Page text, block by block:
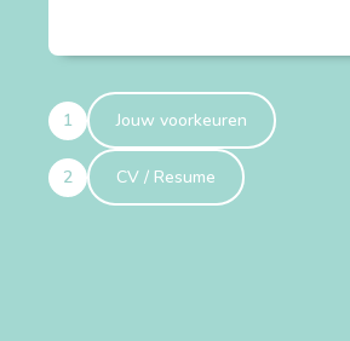
1 Jouw voorkeuren
2 CV / Resume